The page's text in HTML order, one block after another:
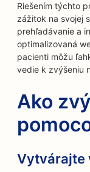
Riešením týchto
zážitok na svojej
prehľadávanie a
optimalizovaná
pacienti môžu
vedie k zvýšeniu
Ako
Vytvárajte